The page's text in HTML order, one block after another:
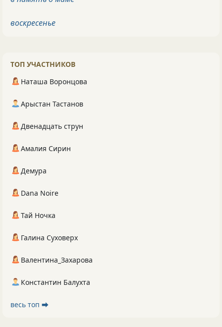
воскресенье
ТОП УЧАСТНИКОВ
Наташа Воронцова
Арыстан Тастанов
Двенадцать струн
Амалия Сирин
Демура
Dana Noire
Тай Ночка
Галина Суховерх
Валентина_Захарова
Константин Балухта
весь топ ⮕